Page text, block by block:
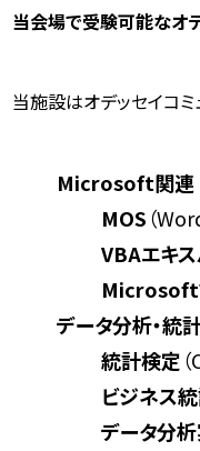
当会場で受験可能なオ
当施設はオデッセイコミ
Microsoft関連
MOS（
VBAエキ
Microsoft
データ分析・統
統計検定
ビジネス
データ分析